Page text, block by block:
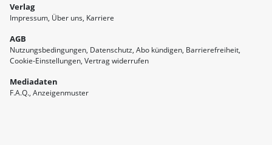
Verlag
Impressum Über uns Karriere
AGB
Nutzungsbedingungen Datenschutz Abo kündigen Barrierefreiheit
Cookie-Einstellungen Vertrag widerrufen
Mediadaten
F.A.Q. Anzeigenmuster